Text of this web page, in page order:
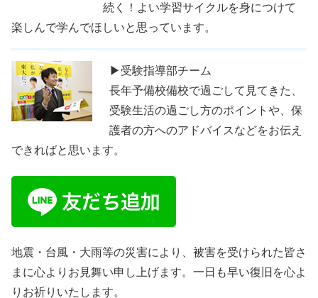
続く！よい学習サイクルを身につけて
楽しんで学んでほしいと思っています。
▶受験指導部チーム
長年予備校備校で過ごして見てきた、
受験生活の過ごし方のポイントや、保
護者の方へのアドバイスなどをお伝え
できればと思います。
地震・台風・大雨等の災害により、被害を受けられた皆さ
まに心よりお見舞い申し上げます。一日も早い復旧を心よ
りお祈りいたします。